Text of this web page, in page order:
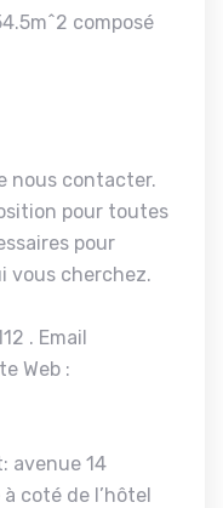
composé
nous contacter.
pour toutes
pour
vous cherchez.
. Email
Web :
avenue 14
coté de l’hôtel